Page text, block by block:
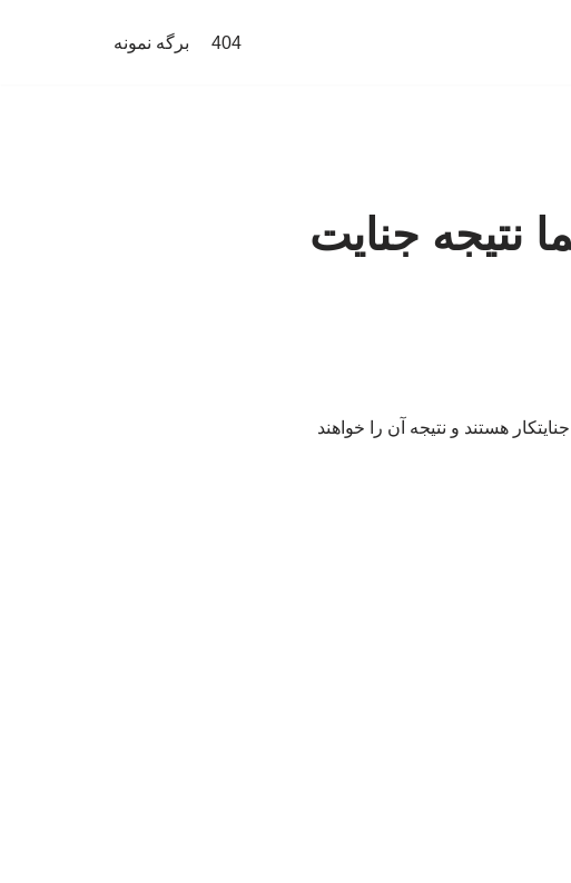
404 برگه نمونه
نتیجه جنایت
هستند و نتیجه آن را خواهند